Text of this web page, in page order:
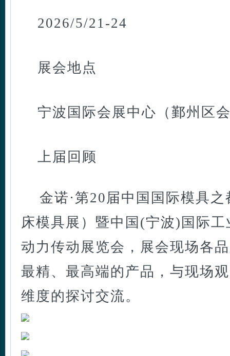
2026/5/21-24
展会地点
宁波国际会展中心（鄞州区
上届回顾
金诺·第20届中国国际模具
床模具展）暨中国(宁波)国际
动力传动展览会，展会现场各
最精、最高端的产品，与现场
维度的探讨交流。